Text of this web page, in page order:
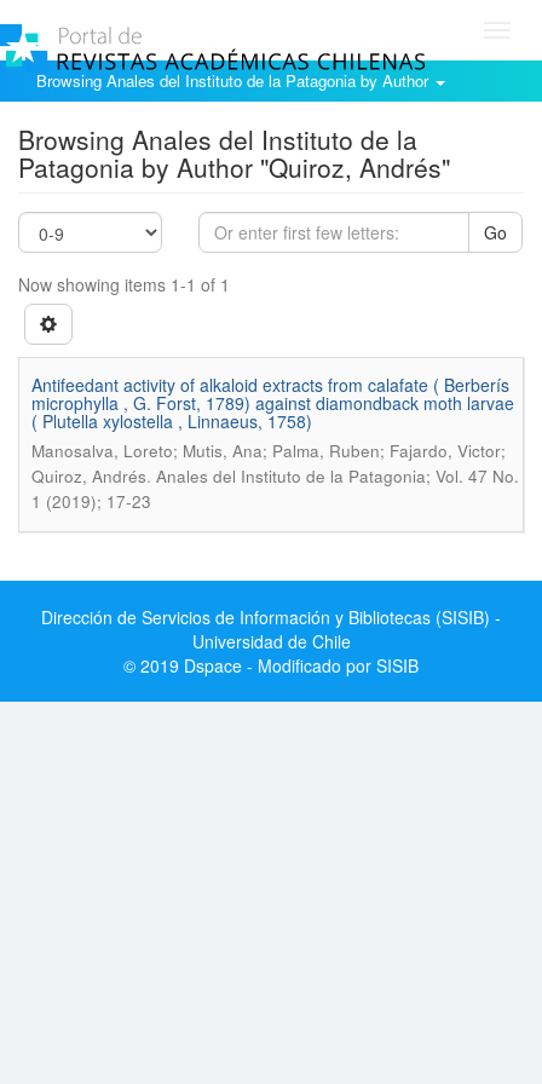
Browsing Anales del Instituto de la Patagonia by Author
Browsing Anales del Instituto de la
Patagonia by Author "Quiroz, Andrés"
Go
Now showing items 1-1 of 1
Antifeedant activity of alkaloid extracts from calafate ( Berberís
microphylla , G. Forst, 1789) against diamondback moth larvae
( Plutella xylostella , Linnaeus, 1758)
Manosalva, Loreto; Mutis, Ana; Palma, Ruben; Fajardo, Victor;
Quiroz, Andrés. Anales del Instituto de la Patagonia; Vol. 47 No.
1 (2019); 17-23
Dirección de Servicios de Información y Bibliotecas (SISIB) -
Universidad de Chile
© 2019 Dspace - Modificado por SISIB